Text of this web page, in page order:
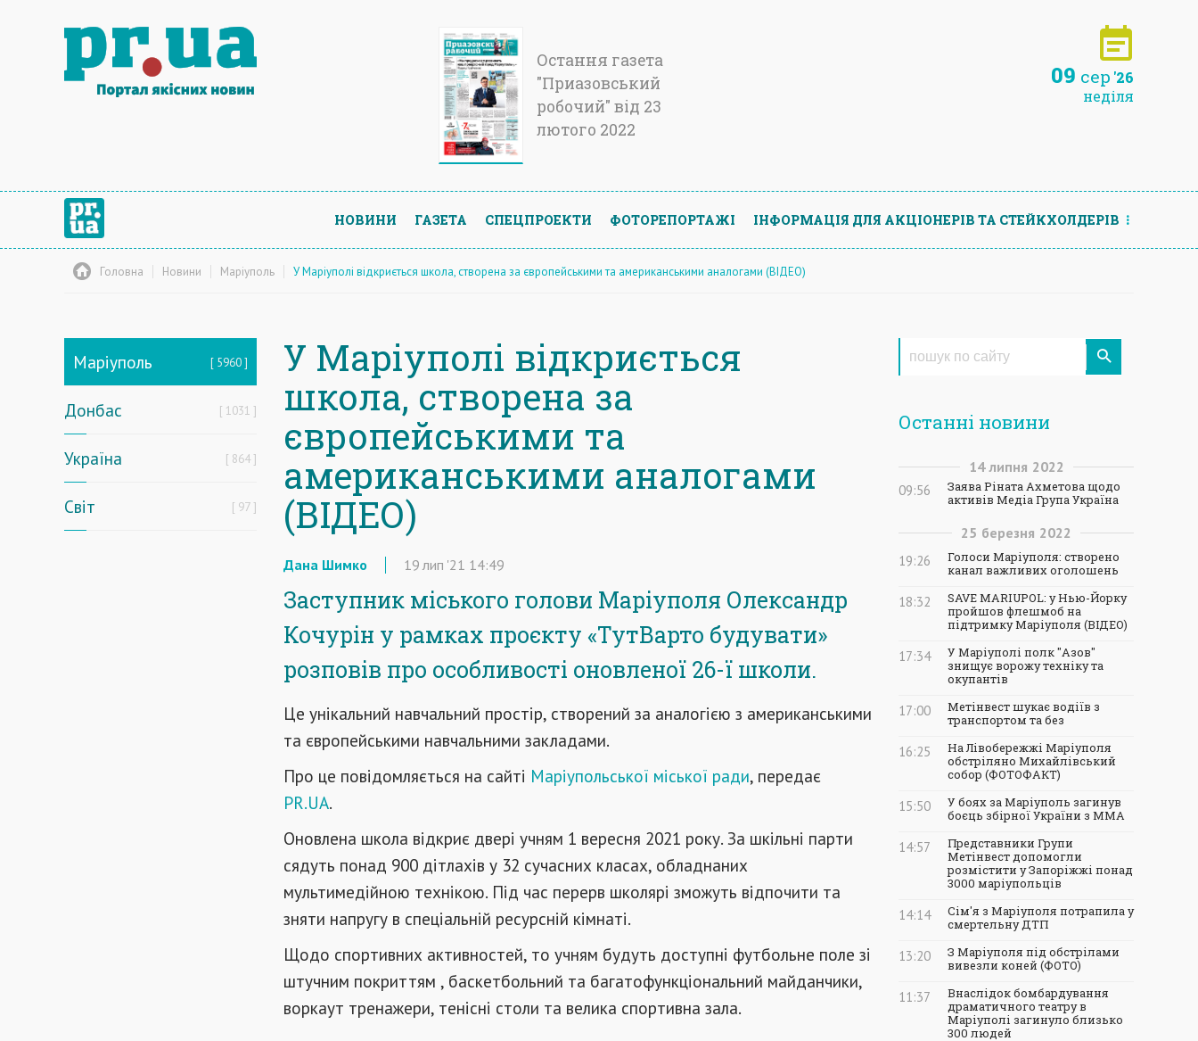
Остання газета
"Приазовський
робочий" від 23
лютого 2022
09 сер '26
неділя
НОВИНИ ГАЗЕТА СПЕЦПРОЕКТИ ФОТОРЕПОРТАЖІ ІНФОРМАЦIЯ ДЛЯ АКЦIОНЕРIВ ТА СТЕЙКХОЛДЕРIВ
Головна Новини Маріуполь У Маріуполі відкриється школа, створена за європейськими та американськими аналогами (ВІДЕО)
Маріуполь 5960
Донбас 1031
Україна 864
Світ 97
У Маріуполі відкриється
школа, створена за
європейськими та
американськими аналогами
(ВІДЕО)
Дана Шимко 19 лип '21 14:49
Заступник міського голови Маріуполя Олександр
Кочурін у рамках проєкту «ТутВарто будувати»
розповів про особливості оновленої 26-ї школи.
Це унікальний навчальний простір, створений за аналогією з американськими
та європейськими навчальними закладами.
Про це повідомляється на сайті Маріупольської міської ради, передає
PR.UA.
Оновлена школа відкриє двері учням 1 вересня 2021 року. За шкільні парти
сядуть понад 900 дітлахів у 32 сучасних класах, обладнаних
мультимедійною технікою. Під час перерв школярі зможуть відпочити та
зняти напругу в спеціальній ресурсній кімнаті.
Щодо спортивних активностей, то учням будуть доступні футбольне поле зі
штучним покриттям , баскетбольний та багатофункціональний майданчики,
воркаут тренажери, тенісні столи та велика спортивна зала.
Останні новини
14 липня 2022
09:56
Заява Ріната Ахметова щодо
активів Медіа Група Україна
25 березня 2022
19:26
Голоси Маріуполя: створено
канал важливих оголошень
18:32
SAVE MARIUPOL: у Нью-Йорку
пройшов флешмоб на
підтримку Маріуполя (ВІДЕО)
17:34
У Маріуполі полк "Азов"
знищує ворожу техніку та
окупантів
17:00
Метінвест шукає водіїв з
транспортом та без
16:25
На Лівобережжі Маріуполя
обстріляно Михайлівський
собор (ФОТОФАКТ)
15:50
У боях за Маріуполь загинув
боєць збірної України з ММА
14:57
Представники Групи
Метінвест допомогли
розмістити у Запоріжжі понад
3000 маріупольців
14:14
Сім'я з Маріуполя потрапила у
смертельну ДТП
13:20
З Маріуполя під обстрілами
вивезли коней (ФОТО)
11:37
Внаслідок бомбардування
драматичного театру в
Маріуполі загинуло близько
300 людей